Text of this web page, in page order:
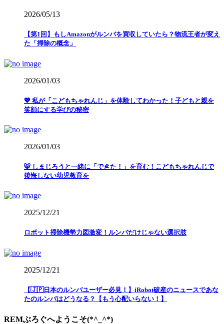
2026/05/13
【第1回】もしAmazonがルンバを買収していたら？物流王者が変え
た「掃除の概念」
2026/01/03
💖 私が「こどもちゃれんじ」を体験してわかった！子どもと親を
笑顔にする学びの秘密
2026/01/03
🐯 しまじろうと一緒に「できた！」を育む！こどもちゃれんじで
後悔しない幼児教育を
2025/12/21
ロボット掃除機勢力図激変！ルンバだけじゃない選択肢
2025/12/21
【🇯🇵日本のルンバユーザー必見！】iRobot破産のニュースであな
たのルンバはどうなる？【もう心配いらない！】
REMぶろぐへようこそ(*^_^*)